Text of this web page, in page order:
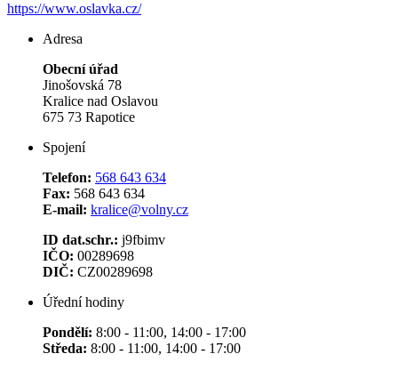
https://www.oslavka.cz/
Adresa
Obecní úřad
Jinošovská 78
Kralice nad Oslavou
675 73 Rapotice
Spojení
Telefon: 568 643 634
Fax: 568 643 634
E-mail: kralice@volny.cz
ID dat.schr.: j9fbimv
IČO: 00289698
DIČ: CZ00289698
Úřední hodiny
Pondělí: 8:00 - 11:00, 14:00 - 17:00
Středa: 8:00 - 11:00, 14:00 - 17:00